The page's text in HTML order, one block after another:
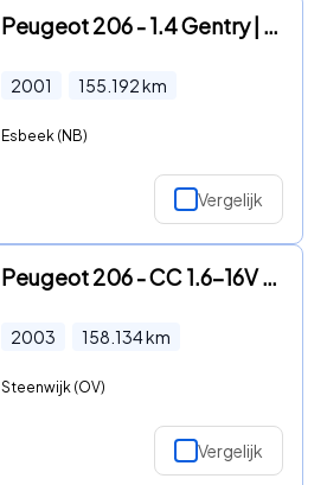
Peugeot 206 - 1.4 Gentry | Airco | Trekhaak
2001 155.192km
Esbeek (NB)
Vergelijk
Peugeot 206 - CC 1.6-16V Dak werkt niet volledig! klein prijsje
2003 158.134km
Steenwijk (OV)
Vergelijk